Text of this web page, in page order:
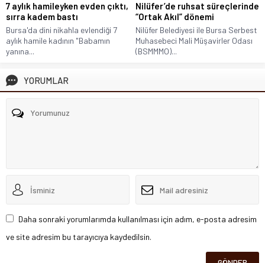
7 aylık hamileyken evden çıktı,
sırra kadem bastı
Bursa'da dini nikahla evlendiği 7
aylık hamile kadının "Babamın
yanına...
Nilüfer’de ruhsat süreçlerinde
“Ortak Akıl” dönemi
Nilüfer Belediyesi ile Bursa Serbest
Muhasebeci Mali Müşavirler Odası
(BSMMMO)...
YORUMLAR
Daha sonraki yorumlarımda kullanılması için adım, e-posta adresim
ve site adresim bu tarayıcıya kaydedilsin.